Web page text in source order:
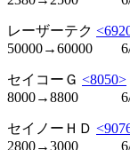
レーザーテク
50000→60000
セイコーＧ <8050>
8000→8800
セイノーＨＤ
2800→3000